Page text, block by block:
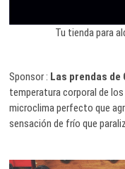
Tu tienda para
Sponsor : Las prendas de
temperatura corporal de
microclima perfecto que
sensación de frío que